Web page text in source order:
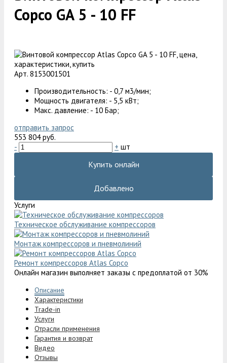
Copco GA 5 - 10 FF
Арт. 8153001501
Производительность: - 0,7 м3/мин;
Мощность двигателя: - 5,5 кВт;
Макс. давление: - 10 Бар;
отправить запрос
553 804 руб.
-
+ шт
Купить онлайн
Добавлено
Услуги
Техническое обслуживание компрессоров
Монтаж компрессоров и пневмолиний
Ремонт компрессоров Atlas Copco
Онлайн магазин выполняет заказы с предоплатой от 30%
Описание
Характеристики
Trade-in
Услуги
Отрасли применения
Гарантия и возврат
Видео
Отзывы